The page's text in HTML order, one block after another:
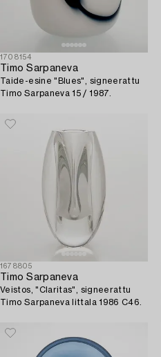
1708154
Timo Sarpaneva
Taide-esine "Blues", signeerattu
Timo Sarpaneva 15 / 1987.
1678805
Timo Sarpaneva
Veistos, "Claritas", signeerattu
Timo Sarpaneva Iittala 1986 C46.